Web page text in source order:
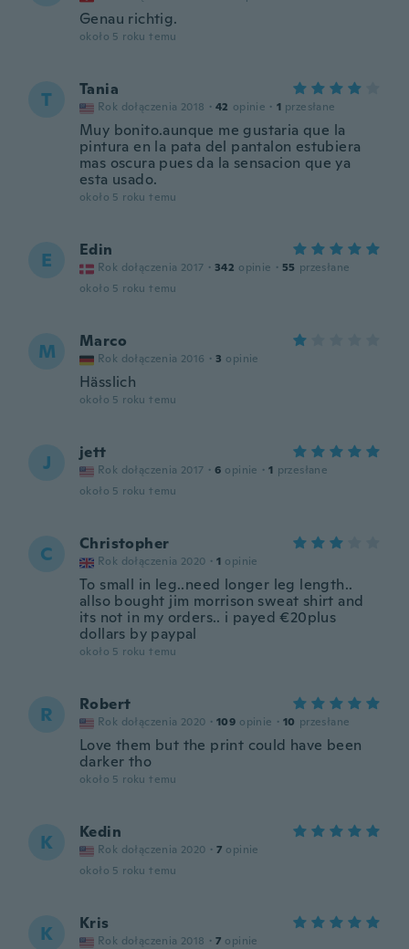
Genau richtig.
około 5 roku temu
T Tania
Rok dołączenia 2018 · 42 opinie · 1 przesłane
Muy bonito.aunque me gustaria que la
pintura en la pata del pantalon estubiera
mas oscura pues da la sensacion que ya
esta usado.
około 5 roku temu
E Edin
Rok dołączenia 2017 · 342 opinie · 55 przesłane
około 5 roku temu
M Marco
Rok dołączenia 2016 · 3 opinie
Hässlich
około 5 roku temu
J jett
Rok dołączenia 2017 · 6 opinie · 1 przesłane
około 5 roku temu
C Christopher
Rok dołączenia 2020 · 1 opinie
To small in leg..need longer leg length..
allso bought jim morrison sweat shirt and
its not in my orders.. i payed €20plus
dollars by paypal
około 5 roku temu
R Robert
Rok dołączenia 2020 · 109 opinie · 10 przesłane
Love them but the print could have been
darker tho
około 5 roku temu
K Kedin
Rok dołączenia 2020 · 7 opinie
około 5 roku temu
K Kris
Rok dołączenia 2018 · 7 opinie